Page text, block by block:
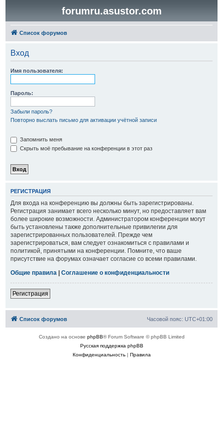
forumru.asustor.com
Список форумов
Вход
Имя пользователя:
Пароль:
Забыли пароль?
Повторно выслать письмо для активации учётной записи
Запомнить меня
Скрыть моё пребывание на конференции в этот раз
РЕГИСТРАЦИЯ
Для входа на конференцию вы должны быть зарегистрированы.
Регистрация занимает всего несколько минут, но предоставляет вам
более широкие возможности. Администратором конференции могут
быть установлены также дополнительные привилегии для
зарегистрированных пользователей. Прежде чем
зарегистрироваться, вам следует ознакомиться с правилами и
политикой, принятыми на конференции. Помните, что ваше
присутствие на форумах означает согласие со всеми правилами.
Общие правила | Соглашение о конфиденциальности
Регистрация
Список форумов Часовой пояс: UTC+01:00
Создано на основе phpBB® Forum Software © phpBB Limited
Русская поддержка phpBB
Конфиденциальность| Правила